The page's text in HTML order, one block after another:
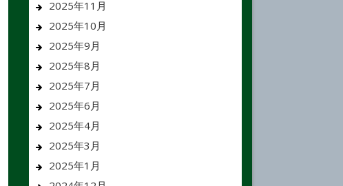
2025年11月
2025年10月
2025年9月
2025年8月
2025年7月
2025年6月
2025年4月
2025年3月
2025年1月